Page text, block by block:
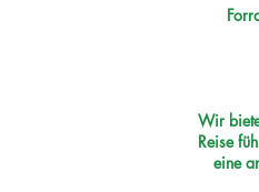
Wir
Reise
eine